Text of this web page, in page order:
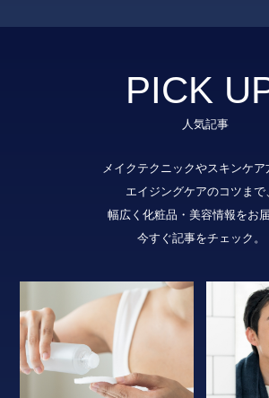
PICK
人気記事
メイクテクニックやスキンケア
エイジングケアのコツまで、
幅広く化粧品・美容情報をお届
今すぐ記事をチェック。